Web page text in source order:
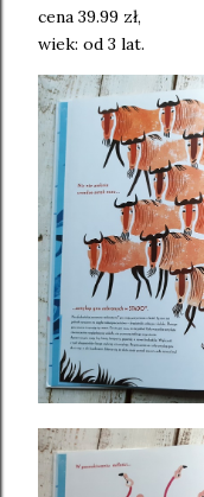
cena 39.99 zł,
wiek: od 3 lat.